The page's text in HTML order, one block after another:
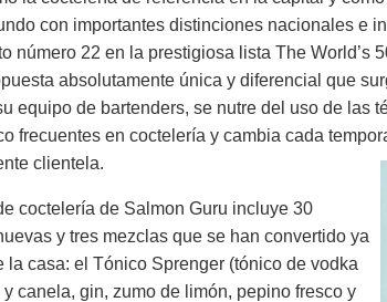
con importantes distinciones nacionales e
número 22 en la prestigiosa lista The World’s
absolutamente única y diferencial que
equipo de bartenders, se nutre del uso de las
frecuentes en coctelería y cambia cada
clientela.
coctelería de Salmon Guru incluye 30
y tres mezclas que se han convertido ya
la casa: el Tónico Sprenger (tónico de vodka
canela, gin, zumo de limón, pepino fresco y